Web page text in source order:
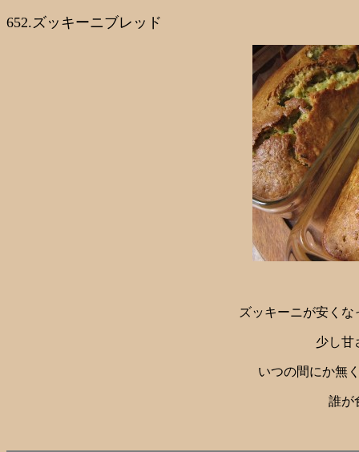
652.ズッキーニブレッド
ズッキーニが安く
少し甘
いつの間にか無
誰が